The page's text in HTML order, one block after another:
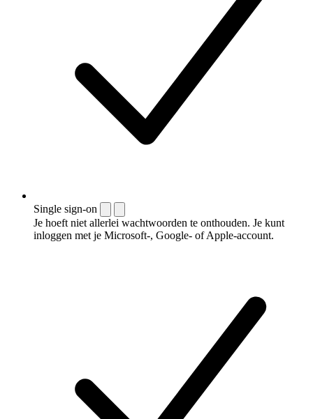
Single sign-on
Je hoeft niet allerlei wachtwoorden te onthouden. Je kunt
inloggen met je Microsoft-, Google- of Apple-account.